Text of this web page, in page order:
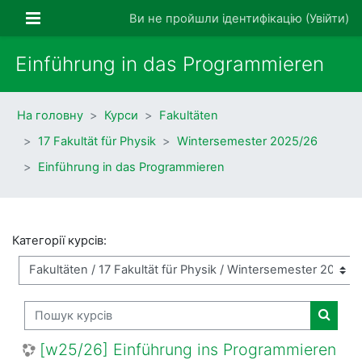
Бокова панельВи не пройшли ідентифікацію (Увійти)
Einführung in das Programmieren
На головну Курси
Fakultäten
17 Fakultät für Physik
Wintersemester 2025/26
Einführung in das Programmieren
Категорії курсів:
Пошук курсів
Пошук
[w25/26] Einführung ins Programmieren